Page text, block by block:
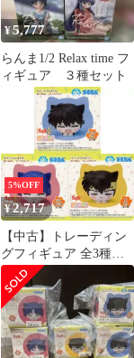
¥5,777
らんま1/2 Relax time フ
ィギュア ３種セット
5%OFF
¥2,717
【中古】トレーディン
グフィギュア 全3種セ
ット 「らんま1/2 おひ
るねこミニフィギュア
(EX)」